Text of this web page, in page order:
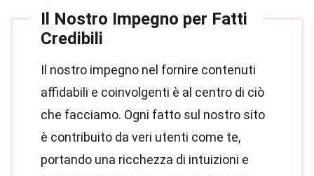
Il Nostro Impegno per Fatti
Credibili
Il nostro impegno nel fornire contenuti
affidabili e coinvolgenti è al centro di ciò
che facciamo. Ogni fatto sul nostro sito
è contribuito da veri utenti come te,
portando una ricchezza di intuizioni e